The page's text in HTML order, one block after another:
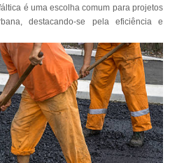
é uma escolha comum para projetos
destacando-se pela eficiência e